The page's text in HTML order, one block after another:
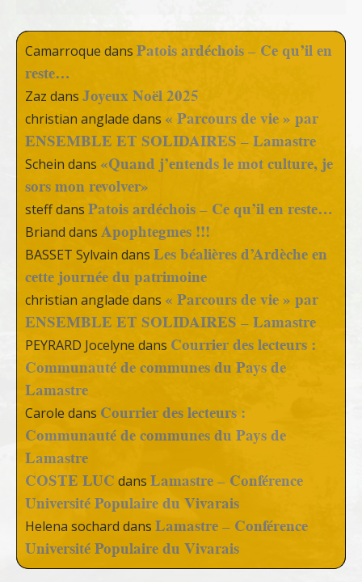
Camarroque dans Patois ardéchois – Ce qu’il en
reste…
Zaz dans Joyeux Noël 2025
christian anglade dans « Parcours de vie » par
ENSEMBLE ET SOLIDAIRES – Lamastre
Schein dans «Quand j’entends le mot culture, je
sors mon revolver»
steffdans Patois ardéchois – Ce qu’il en reste…
Briand dans Apophtegmes !!!
BASSET Sylvain dans Les béalières d’Ardèche en
cette journée du patrimoine
christian anglade dans « Parcours de vie » par
ENSEMBLE ET SOLIDAIRES – Lamastre
PEYRARD Jocelyne dans Courrier des lecteurs :
Communauté de communes du Pays de
Lamastre
Carole dans Courrier des lecteurs :
Communauté de communes du Pays de
Lamastre
COSTE LUC dans Lamastre – Conférence
Université Populaire du Vivarais
Helena sochard dans Lamastre – Conférence
Université Populaire du Vivarais